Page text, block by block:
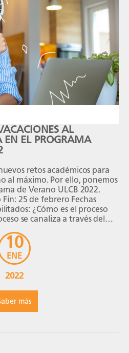
10
ENE
2022
más
AL
EL PROGRAMA
retos académicos para
al máximo. Por ello, ponemos
de Verano ULCB 2022.
Fin: 25 de febrero Fechas
¿Cómo es el proceso
se canaliza a través del